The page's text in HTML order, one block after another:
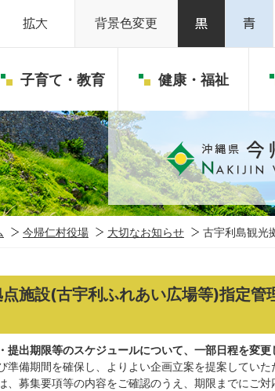
背景色変更
子育て・教育 健康・福祉
今帰仁村役場 大切なお知らせ 古宇利島観光
施設(古宇利ふれあい広場等)指定管
提出期限等のスケジュールについて、一部日程を変更
準備期間を確保し、よりよい企画立案を提案してい
、募集要項等の内容をご確認のうえ、期限までにご